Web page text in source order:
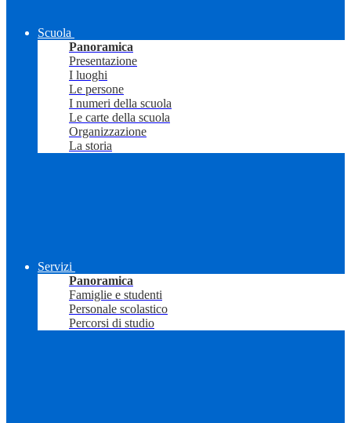
Scuola
Panoramica
Presentazione
I luoghi
Le persone
I numeri della scuola
Le carte della scuola
Organizzazione
La storia
Servizi
Panoramica
Famiglie e studenti
Personale scolastico
Percorsi di studio